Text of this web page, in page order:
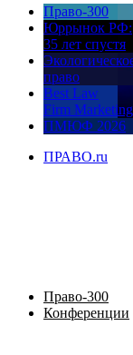
Право-300
Юррынок РФ:
35 лет спустя
право
Best Law
Firm Marketing
ПМЮФ 2026
ПРАВО.ru
Право-300
Конференции